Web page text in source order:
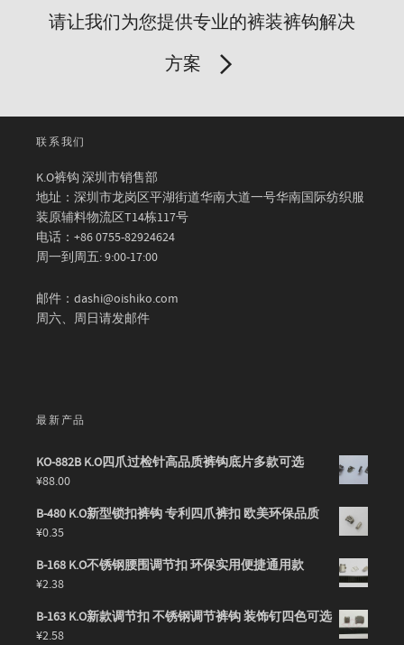
请让我们为您提供专业的裤装裤钩解决
方案
联系我们
K.O裤钩 深圳市销售部
地址：深圳市龙岗区平湖街道华南大道一号华南国际纺织服
装原辅料物流区T14栋117号
电话：+86 0755-82924624
周一到周五: 9:00-17:00
邮件：dashi@oishiko.com
周六、周日请发邮件
最新产品
KO-882B K.O四爪过检针高品质裤钩底片多款可选
¥88.00
B-480 K.O新型锁扣裤钩 专利四爪裤扣 欧美环保品质
¥0.35
B-168 K.O不锈钢腰围调节扣 环保实用便捷通用款
¥2.38
B-163 K.O新款调节扣 不锈钢调节裤钩 装饰钉四色可选
¥2.58